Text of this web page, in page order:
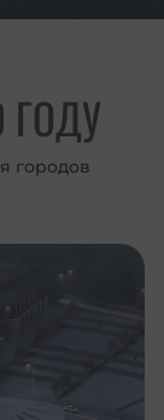
ГОДУ
городов